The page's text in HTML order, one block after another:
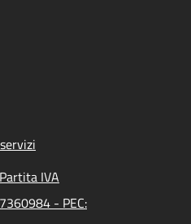
IVA
- PEC: